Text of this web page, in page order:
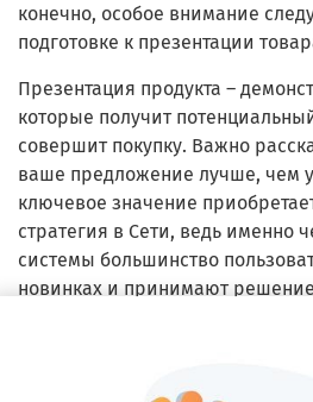
конечно, особое внимание
подготовке к презентации
Презентация продукта –
которые получит
совершит покупку. Важно
ваше предложение лучше, чем
ключевое значение
стратегия в Сети, ведь именно
системы большинство
новинках и принимают